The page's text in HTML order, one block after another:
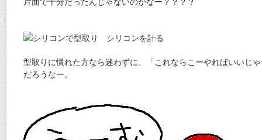
型取りに慣れた方なら迷わずに、「これならこーやればいいじ
だろうなー。